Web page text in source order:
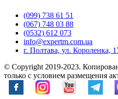
(099) 738 61 51
(067) 748 03 88
(0532) 612 073
info@expertm.com.ua
г. Полтава, ул. Короленка,
© Copyright 2019-2023.
только с условием размещения